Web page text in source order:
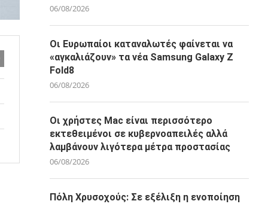
06/08/2026
Οι Ευρωπαίοι καταναλωτές φαίνεται να
«αγκαλιάζουν» τα νέα Samsung Galaxy Z
Fold8
06/08/2026
Οι χρήστες Mac είναι περισσότερο
εκτεθειμένοι σε κυβερνοαπειλές αλλά
λαμβάνουν λιγότερα μέτρα προστασίας
06/08/2026
Πόλη Χρυσοχούς: Σε εξέλιξη η ενοποίηση